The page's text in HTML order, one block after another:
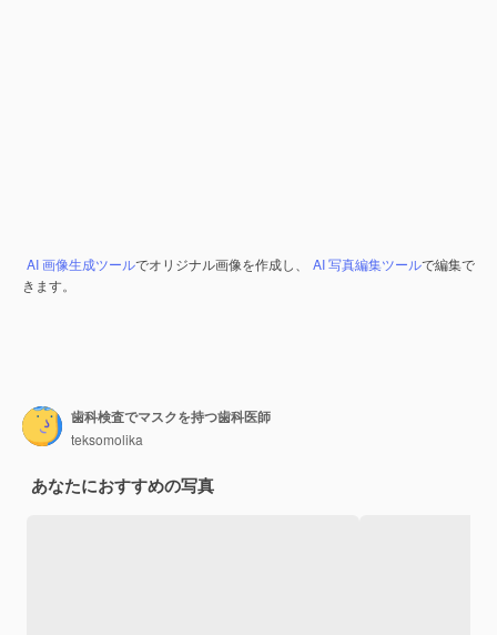
AI 画像生成ツールでオリジナル画像を作成し、 AI 写真編集ツールで編集で
きます。
歯科検査でマスクを持つ歯科医師
teksomolika
あなたにおすすめの写真